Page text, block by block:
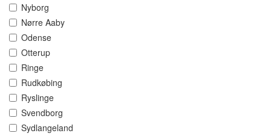
Nyborg
Nørre Aaby
Odense
Otterup
Ringe
Rudkøbing
Ryslinge
Svendborg
Sydlangeland